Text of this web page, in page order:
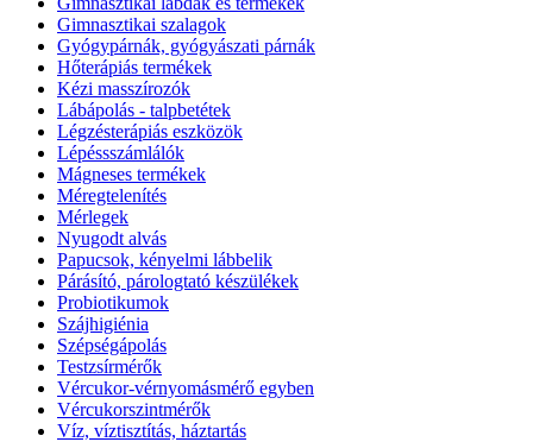
Gimnasztikai szalagok
Gyógypárnák, gyógyászati párnák
Hőterápiás termékek
Kézi masszírozók
Lábápolás - talpbetétek
Légzésterápiás eszközök
Lépéssszámlálók
Mágneses termékek
Méregtelenítés
Mérlegek
Nyugodt alvás
Papucsok, kényelmi lábbelik
Párásító, párologtató készülékek
Probiotikumok
Szájhigiénia
Szépségápolás
Testzsírmérők
Vércukor-vérnyomásmérő egyben
Vércukorszintmérők
Víz, víztisztítás, háztartás